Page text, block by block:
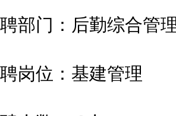
门：后勤综合管
位：基建管理